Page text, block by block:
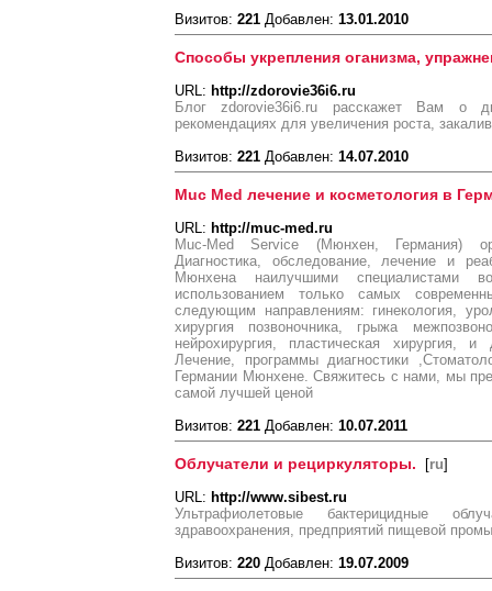
Визитов: 221 Добавлен: 13.01.2010
Способы укрепления оганизма,
URL: http://zdorovie36i6.ru
Блог zdorovie36i6.ru расскажет Вам о
рекомендациях для увеличения роста,
Визитов: 221 Добавлен: 14.07.2010
Muc Med лечение и косметология в
URL: http://muc-med.ru
Muc-Med Service (Мюнхен, Германия)
Диагностика, обследование, лечение и
Мюнхена наилучшими специалистами
использованием только самых
следующим направлениям: гинекология,
хирургия позвоночника, грыжа
нейрохирургия, пластическая хирургия,
Лечение, программы диагностики
Германии Мюнхене. Свяжитесь с нами, мы
самой лучшей ценой
Визитов: 221 Добавлен: 10.07.2011
Облучатели и рециркуляторы. [ru]
URL: http://www.sibest.ru
Ультрафиолетовые бактерицидные
здравоохранения, предприятий пищевой
Визитов: 220 Добавлен: 19.07.2009